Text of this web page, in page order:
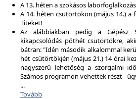
A 13. héten a szokásos
A 14. héten csütörtökön (május 14.) a
Titeket!
Az alábbiakban pedig a Gépész
kikapcsolódás póthét csütörtökre,
bátran: "Idén második alkalommal
hét csütörtökjén (május 21.) 14 órai
nagyszerű lehetőség a szorgalmi
Számos programon vehettek részt -
...
Tovább